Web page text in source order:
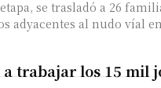
se trasladó a 26
al nudo víal en
trabajar los 15 mil